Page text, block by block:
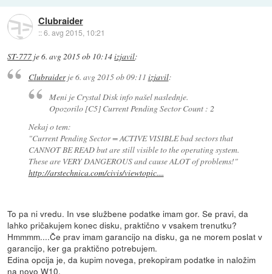
Clubraider
::6. avg 2015, 10:21
ST-777 je6. avg 2015 ob 10:14izjavil:
Clubraiderje6. avg 2015 ob 09:11 izjavil:
Meni je Crystal Disk info našel naslednje.
Opozorilo [C5] Current Pending Sector Count : 2
Nekaj o tem:
"Current Pending Sector = ACTIVE VISIBLE bad sectors that
CANNOT BE READ but are still visible to the operating system.
These are VERY DANGEROUS and cause ALOT of problems!"
http://arstechnica.com/civis/viewtopic....
To pa ni vredu. In vse službene podatke imam gor. Se pravi, da
lahko pričakujem konec disku, praktično v vsakem trenutku?
Hmmmm....Če prav imam garancijo na disku, ga ne morem poslat v
garancijo, ker ga praktično potrebujem.
Edina opcija je, da kupim novega, prekopiram podatke in naložim
na novo W10.